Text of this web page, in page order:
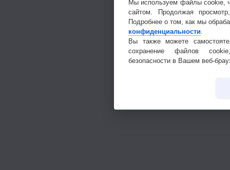
Мы используем файлы cookie,
сайтом. Продолжая
Подробнее о том, как мы
конфиденциальности
Вы также можете
сохранение файлов
безопасности в Вашем веб-